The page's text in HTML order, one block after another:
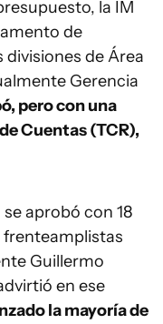
la IM
de
de Área
Gerencia
pero con una
Cuentas (TCR),
aprobó con 18
frenteamplistas
Guillermo
en ese
la mayoría de